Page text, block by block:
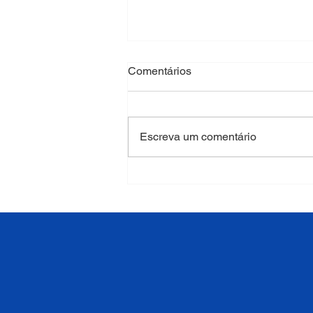
Comentários
Escreva um comentário